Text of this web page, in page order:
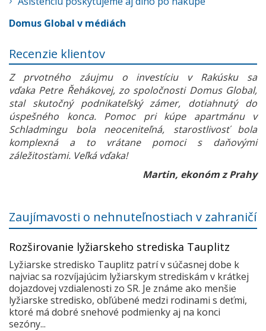
Domus Global v médiách
Recenzie klientov
Z prvotného záujmu o investíciu v Rakúsku sa
vďaka Petre Řehákovej, zo spoločnosti Domus Global,
stal skutočný podnikateľský zámer, dotiahnutý do
úspešného konca. Pomoc pri kúpe apartmánu v
Schladmingu bola neoceniteľná, starostlivosť bola
komplexná a to vrátane pomoci s daňovými
záležitosťami. Veľká vďaka!
Martin, ekonóm z Prahy
Zaujímavosti o nehnuteľnostiach v zahraničí
Rozširovanie lyžiarskeho strediska Tauplitz
Lyžiarske stredisko Tauplitz patrí v súčasnej dobe k
najviac sa rozvíjajúcim lyžiarskym strediskám v krátkej
dojazdovej vzdialenosti zo SR. Je známe ako menšie
lyžiarske stredisko, obľúbené medzi rodinami s deťmi,
ktoré má dobré snehové podmienky aj na konci
sezóny...